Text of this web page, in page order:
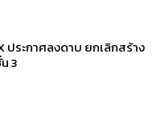
ประกาศลงดาบ ยกเลิกสร้าง
3